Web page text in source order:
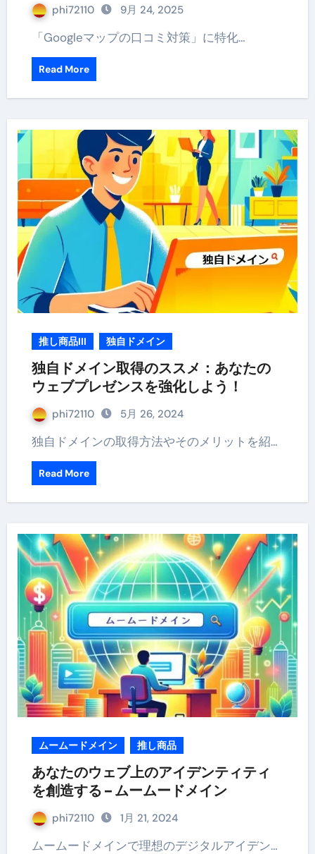
phi72110 9月 24, 2025
「Googleマップの口コミ対策」に特化…
Read More
推し商品III 独自ドメイン
独自ドメイン取得のススメ：あなたの
ウェブプレゼンスを強化しよう！
phi72110 5月 26, 2024
独自ドメインの取得方法やそのメリットを紹…
Read More
ムームードメイン 推し商品
あなたのウェブ上のアイデンティティ
を創造する – ムームードメイン
phi72110 1月 21, 2024
ムームードメインで理想のデジタルアイデン…